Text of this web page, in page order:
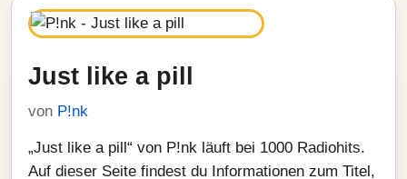
Just like a pill
von P!nk
„Just like a pill“ von P!nk läuft bei 1000 Radiohits.
Auf dieser Seite findest du Informationen zum Titel,